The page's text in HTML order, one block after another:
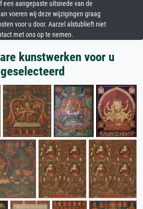
een aangepaste uitsnede van de
voeren wij deze wijzigingen graag
voor u door. Aarzel alstublieft niet
met ons op te nemen.
kunstwerken voor u
geselecteerd